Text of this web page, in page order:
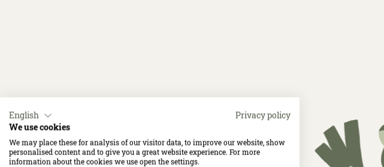
English
Privacy policy
We use cookies
We may place these for analysis of our visitor data, to improve our website, show
personalised content and to give you a great website experience. For more
information about the cookies we use open the settings.